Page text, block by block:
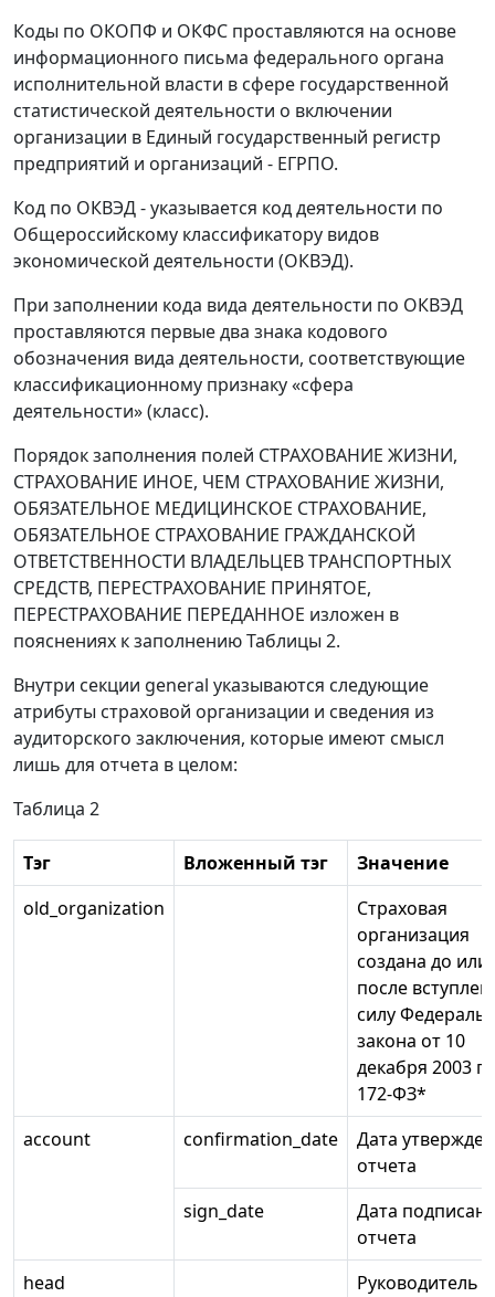
Коды по ОКОПФ и ОКФС проставляются на основе
информационного письма федерального органа
исполнительной власти в сфере государственной
статистической деятельности о включении
организации в Единый государственный регистр
предприятий и организаций - ЕГРПО.
Код по ОКВЭД - указывается код деятельности по
Общероссийскому классификатору видов
экономической деятельности (ОКВЭД).
При заполнении кода вида деятельности по ОКВЭД
проставляются первые два знака кодового
обозначения вида деятельности, соответствующие
классификационному признаку «сфера
деятельности» (класс).
Порядок заполнения полей СТРАХОВАНИЕ ЖИЗНИ,
СТРАХОВАНИЕ ИНОЕ, ЧЕМ СТРАХОВАНИЕ ЖИЗНИ,
ОБЯЗАТЕЛЬНОЕ МЕДИЦИНСКОЕ СТРАХОВАНИЕ,
ОБЯЗАТЕЛЬНОЕ СТРАХОВАНИЕ ГРАЖДАНСКОЙ
ОТВЕТСТВЕННОСТИ ВЛАДЕЛЬЦЕВ ТРАНСПОРТНЫХ
СРЕДСТВ, ПЕРЕСТРАХОВАНИЕ ПРИНЯТОЕ,
ПЕРЕСТРАХОВАНИЕ ПЕРЕДАННОЕ изложен в
пояснениях к заполнению Таблицы 2.
Внутри секции general указываются следующие
атрибуты страховой организации и сведения из
аудиторского заключения, которые имеют смысл
лишь для отчета в целом:
Таблица 2
Тэг Вложенный тэг
Значение
old_organization
Страховая
организация
создана до или
после
силу
закона от 10
декабря 2003 г.
172-ФЗ*
account
confirmation_date
Дата
отчета
sign_date
Дата
отчета
head
Руководитель